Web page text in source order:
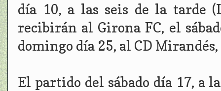
día 10, a las seis de la tarde
recibirán al Girona FC, el
domingo día 25, al CD
El partido del sábado día 17, a